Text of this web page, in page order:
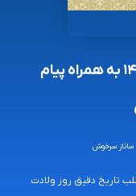
روز ولادت امام حسن مجتبی ۱۴۰۲ به همراه پیام
ساناز سرخوش
تاریخ دقیق روز ولادت